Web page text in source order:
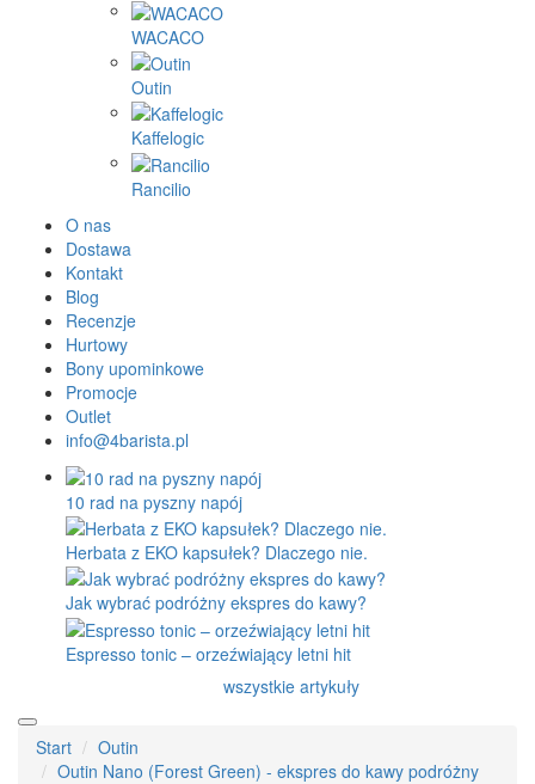
WACACO
Outin
Kaffelogic
Rancilio
O nas
Dostawa
Kontakt
Blog
Recenzje
Hurtowy
Bony upominkowe
Promocje
Outlet
info@4barista.pl
10 rad na pyszny napój
Herbata z EKO kapsułek? Dlaczego nie.
Jak wybrać podróżny ekspres do kawy?
Espresso tonic – orzeźwiający letni hit
wszystkie artykuły
Start
Outin
Outin Nano (Forest Green) - ekspres do kawy podróżny